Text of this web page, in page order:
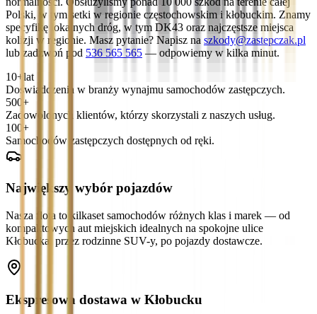
Polski, w tym setki w regionie częstochowskim i kłobuckim. Znamy
specyfikę lokalnych dróg, w tym DK43 oraz najczęstsze miejsca
kolizji w regionie. Masz pytanie? Napisz na szkody@zastepczak.pl
lub zadzwoń pod 536 565 565 — odpowiemy w kilka minut.
10+ lat
Doświadczenia w branży wynajmu samochodów zastępczych.
500+
Zadowolonych klientów, którzy skorzystali z naszych usług.
100+
Samochodów zastępczych dostępnych od ręki.
Największy wybór pojazdów
Nasza flota to kilkaset samochodów różnych klas i marek — od
kompaktowych aut miejskich idealnych na spokojne ulice
Kłobucka, przez rodzinne SUV-y, po pojazdy dostawcze.
Ekspresowa dostawa w Kłobucku